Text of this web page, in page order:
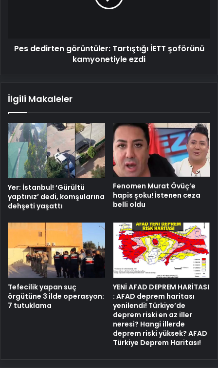
Pes dedirten görüntüler: Tartıştığı İETT şoförünü
kamyonetiyle ezdi
İlgili Makaleler
Yer: İstanbul! ‘Gürültü
yaptınız’ dedi, komşularına
dehşeti yaşattı
Fenomen Murat Övüç’e
hapis şoku! İstenen ceza
belli oldu
Tefecilik yapan suç
örgütüne 3 ilde operasyon:
7 tutuklama
YENİ AFAD DEPREM HARİTASI
: AFAD deprem haritası
yenilendi! Türkiye’de
deprem riski en az iller
neresi? Hangi illerde
deprem riski yüksek? AFAD
Türkiye Deprem Haritası!